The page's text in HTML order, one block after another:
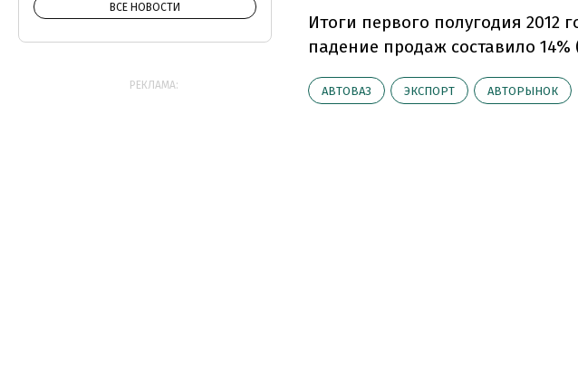
Итоги первого полугодия 2012
падение продаж составило
АВТОВАЗ ЭКСПОРТ АВТОРЫНОК
ВСЕ НОВОСТИ
РЕКЛАМА: